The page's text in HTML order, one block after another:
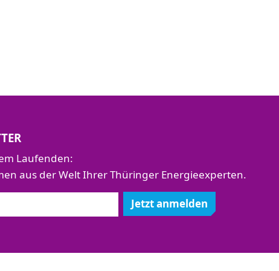
Laufenden:
aus der Welt Ihrer Thüringer Energieexperten.
Jetzt anmelden